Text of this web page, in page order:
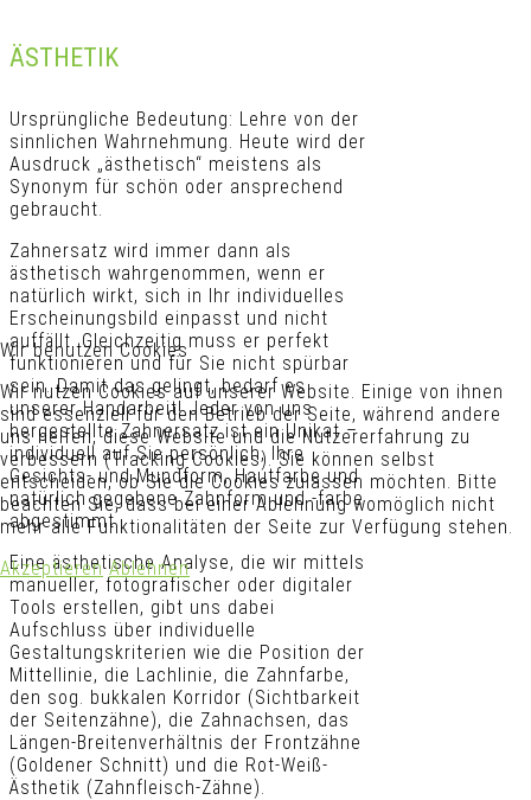
ÄSTHETIK
Ursprüngliche Bedeutung: Lehre von der
sinnlichen Wahrnehmung. Heute wird der
Ausdruck „ästhetisch“ meistens als
Synonym für schön oder ansprechend
gebraucht.
Zahnersatz wird immer dann als
ästhetisch wahrgenommen, wenn er
natürlich wirkt, sich in Ihr individuelles
Erscheinungsbild einpasst und nicht
auffällt. Gleichzeitig muss er perfekt
funktionieren und für Sie nicht spürbar
sein. Damit das gelingt, bedarf es
unserer Handarbeit! Jeder von uns
hergestellte Zahnersatz ist ein Unikat –
individuell auf Sie persönlich, Ihre
Gesichts- und Mundform, Hautfarbe und
natürlich gegebene Zahnform und -farbe
abgestimmt.
Eine ästhetische Analyse, die wir mittels
manueller, fotografischer oder digitaler
Tools erstellen, gibt uns dabei
Aufschluss über individuelle
Gestaltungskriterien wie die Position der
Mittellinie, die Lachlinie, die Zahnfarbe,
den sog. bukkalen Korridor (Sichtbarkeit
der Seitenzähne), die Zahnachsen, das
Längen-Breitenverhältnis der Frontzähne
(Goldener Schnitt) und die Rot-Weiß-
Ästhetik (Zahnfleisch-Zähne).
Wir benutzen Cookies
Wir nutzen Cookies auf unserer Website. Einige von ihnen
sind essenziell für den Betrieb der Seite, während andere
uns helfen, diese Website und die Nutzererfahrung zu
verbessern (Tracking Cookies). Sie können selbst
entscheiden, ob Sie die Cookies zulassen möchten. Bitte
beachten Sie, dass bei einer Ablehnung womöglich nicht
mehr alle Funktionalitäten der Seite zur Verfügung stehen.
Akzeptieren Ablehnen